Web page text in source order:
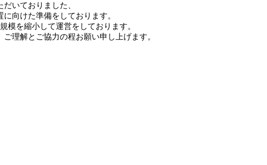
いておりました、
向けた準備をしております。
模を縮小して運営をしております。
理解とご協力の程お願い申し上げます。